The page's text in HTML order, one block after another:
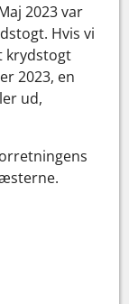
2023 var
Hvis vi
krydstogt
2023, en
ud,